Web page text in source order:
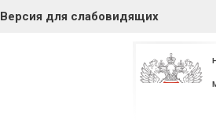
Версия для слабовидящих